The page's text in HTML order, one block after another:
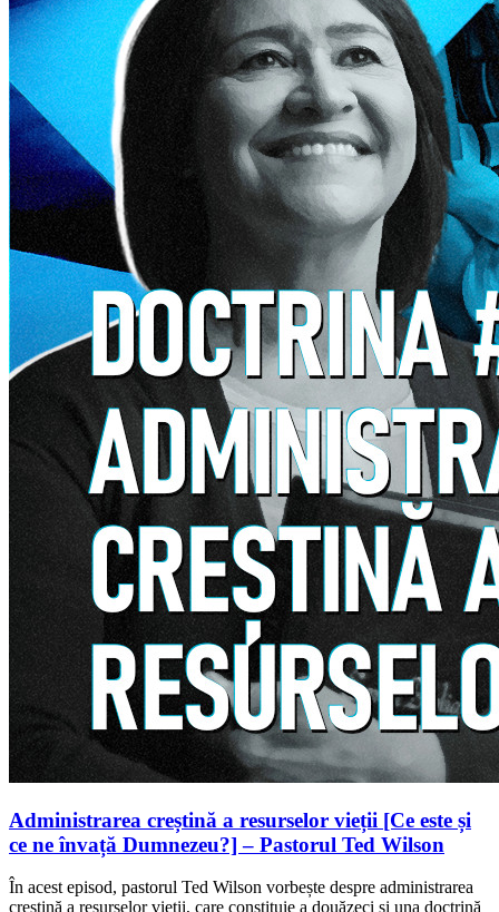
Administrarea creștină a resurselor vieții [Ce este și
ce ne învață Dumnezeu?] – Pastorul Ted Wilson
În acest episod, pastorul Ted Wilson vorbește despre administrarea
creștină a resurselor vieții, care constituie a douăzeci și una doctrină